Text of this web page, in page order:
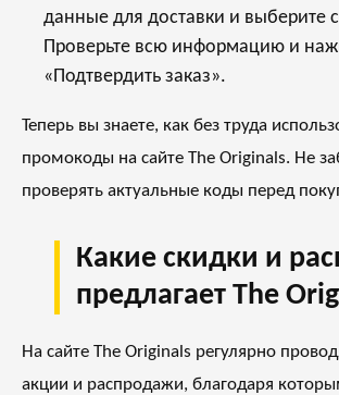
данные для доставки и выберите
Проверьте всю информацию и
«Подтвердить заказ».
Теперь вы знаете, как без труда
промокоды на сайте The Originals. Не
проверять актуальные коды перед
Какие скидки и
предлагает The
На сайте The Originals регулярно
акции и распродажи, благодаря